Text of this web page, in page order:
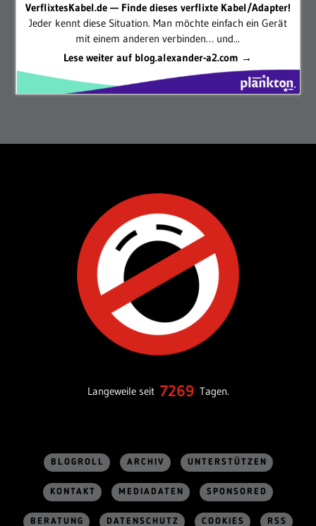
VerflixtesKabel.de — Finde dieses verflixte Kabel/Adapter!
Jeder kennt diese Situation. Man möchte einfach ein Gerät
mit einem anderen verbinden… und...
Lese weiter auf blog.alexander-a2.com →
Langeweile seit 7269 Tagen.
BLOGROLL ARCHIV UNTERSTÜTZEN
KONTAKT MEDIADATEN SPONSORED
BERATUNG DATENSCHUTZ COOKIES RSS